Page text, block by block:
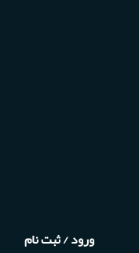
ورود / ثبت نام